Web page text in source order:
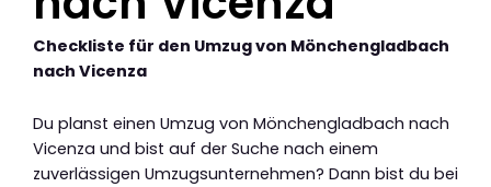
Checkliste für den Umzug von Mönchengladbach
nach Vicenza
Du planst einen Umzug von Mönchengladbach nach
Vicenza und bist auf der Suche nach einem
zuverlässigen Umzugsunternehmen? Dann bist du bei